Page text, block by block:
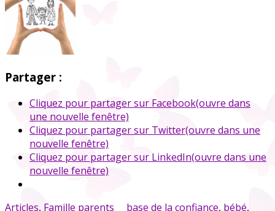
Partager :
Cliquez pour partager sur Facebook(ouvre dans
une nouvelle fenêtre)
Cliquez pour partager sur Twitter(ouvre dans une
nouvelle fenêtre)
Cliquez pour partager sur LinkedIn(ouvre dans une
nouvelle fenêtre)
Articles, Famille parents base de la confiance, bébé,